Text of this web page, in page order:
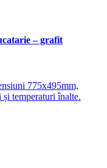
– grafit
775x495mm,
temperaturi înalte.